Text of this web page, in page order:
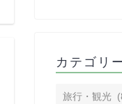
カテゴリ